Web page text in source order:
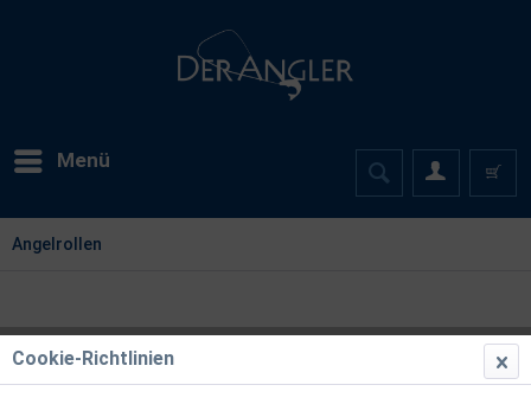
Menü
Angelrollen
Cookie-Richtlinien